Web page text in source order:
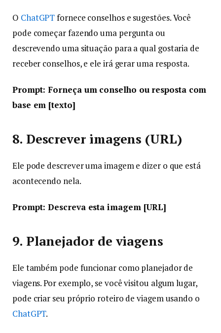
O ChatGPTfornece conselhos e sugestões. Você
pode começar fazendo uma pergunta ou
descrevendo uma situação para a qual gostaria de
receber conselhos, e ele irá gerar uma resposta.
Prompt: Forneça um conselho ou resposta com
base em [texto]
8. Descrever imagens (URL)
Ele pode descrever uma imagem e dizer o que está
acontecendo nela.
Prompt: Descreva esta imagem [URL]
9. Planejador de viagens
Ele também pode funcionar como planejador de
viagens. Por exemplo, se você visitou algum lugar,
pode criar seu próprio roteiro de viagem usando o
ChatGPT.